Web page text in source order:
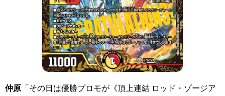
仲原 「その日は優勝プロモが 《頂上連結 ロッド・ゾージア